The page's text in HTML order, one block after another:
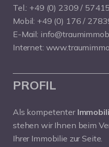
Tel.: +49 (0) 2309 /
Mobil: +49 (0) 176 /
E-Mail:
Internet:
PROFIL
Als kompetenter
stehen wir Ihnen beim
Ihrer Immobilie zur Seite.